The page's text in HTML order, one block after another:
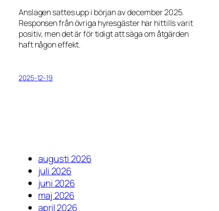
Anslagen sattes upp i början av december 2025.
Responsen från övriga hyresgäster har hittills varit
positiv, men det är för tidigt att säga om åtgärden
haft någon effekt.
2025-12-19
augusti 2026
juli 2026
juni 2026
maj 2026
april 2026